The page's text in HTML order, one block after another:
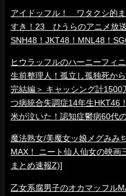
アイドッフル！ ワタクシ的
すき！23 ひうらのアニメ放
SNH48！JKT48！MNL48！
ヒウラッフルのハーニーフィ
生前整理人！孤立し孤独死か
完結編＞ キャッシング計1500
つ病統合失調症14年生HKT46
米が泣いた！認知症鬱病60代
魔法熟女/美魔女ッ娘メグみみ
MAX！ ニート仙人仙女の映画
まとめ速報Z)]
乙女系腐男子のオカマッフル